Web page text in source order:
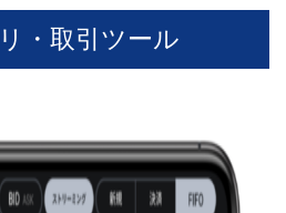
・取引ツール